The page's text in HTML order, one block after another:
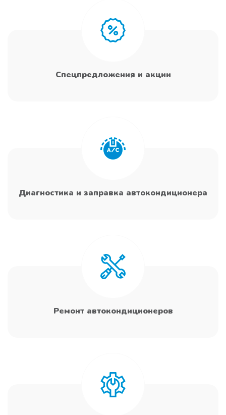
Спецпредложения и акции
Диагностика и заправка автокондиционера
Ремонт автокондиционеров